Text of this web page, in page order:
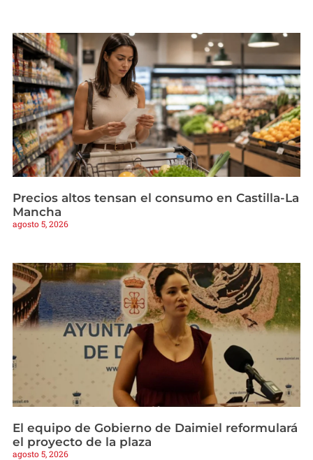
Precios altos tensan el consumo en Castilla-La
Mancha
agosto 5, 2026
El equipo de Gobierno de Daimiel reformulará
el proyecto de la plaza
agosto 5, 2026